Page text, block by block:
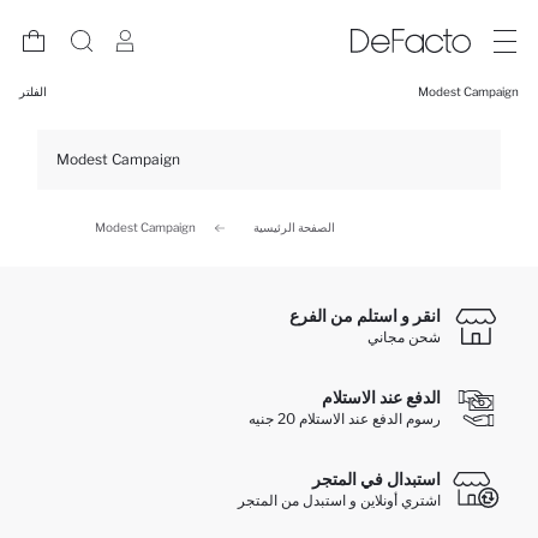
Modest Campaign الفلتر
Modest Campaign
الصفحة الرئيسية Modest Campaign
انقر و استلم من الفرع
شحن مجاني
الدفع عند الاستلام
رسوم الدفع عند الاستلام 20 جنيه
استبدال في المتجر
اشتري أونلاين و استبدل من المتجر